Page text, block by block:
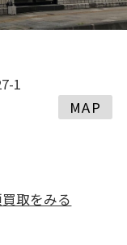
1
MAP
取をみる